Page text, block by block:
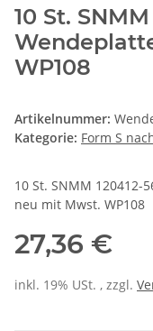
10 St.
WP108
Artikelnummer:
Kategorie: Form S
10 St. SNMM 120412-
neu mit Mwst. WP108
27,36 €
inkl. 19% USt. , zzgl.